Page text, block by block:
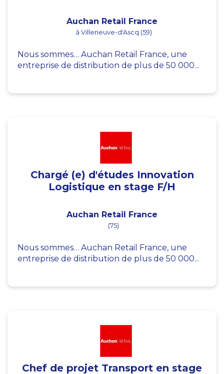
Auchan Retail France
à Villeneuve-d'Ascq (59)
Nous sommes… Auchan Retail France, une
entreprise de distribution de plus de 50 000...
Chargé (e) d'études Innovation
Logistique en stage F/H
Auchan Retail France
(75)
Nous sommes… Auchan Retail France, une
entreprise de distribution de plus de 50 000...
Chef de projet Transport en stage